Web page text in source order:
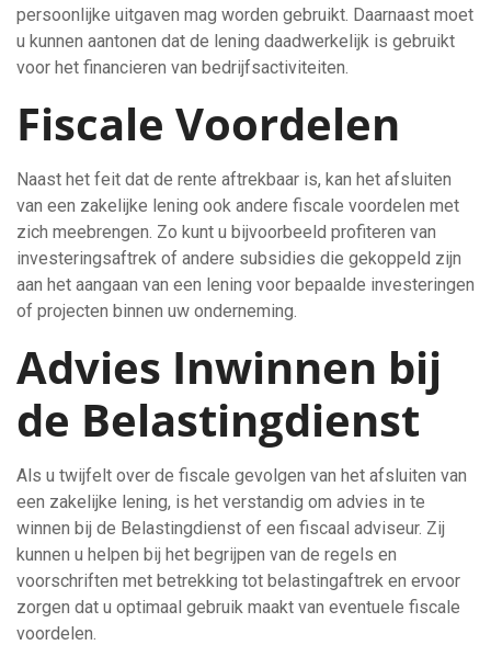
persoonlijke uitgaven mag worden gebruikt. Daarnaast moet
u kunnen aantonen dat de lening daadwerkelijk is gebruikt
voor het financieren van bedrijfsactiviteiten.
Fiscale Voordelen
Naast het feit dat de rente aftrekbaar is, kan het afsluiten
van een zakelijke lening ook andere fiscale voordelen met
zich meebrengen. Zo kunt u bijvoorbeeld profiteren van
investeringsaftrek of andere subsidies die gekoppeld zijn
aan het aangaan van een lening voor bepaalde investeringen
of projecten binnen uw onderneming.
Advies Inwinnen bij
de Belastingdienst
Als u twijfelt over de fiscale gevolgen van het afsluiten van
een zakelijke lening, is het verstandig om advies in te
winnen bij de Belastingdienst of een fiscaal adviseur. Zij
kunnen u helpen bij het begrijpen van de regels en
voorschriften met betrekking tot belastingaftrek en ervoor
zorgen dat u optimaal gebruik maakt van eventuele fiscale
voordelen.